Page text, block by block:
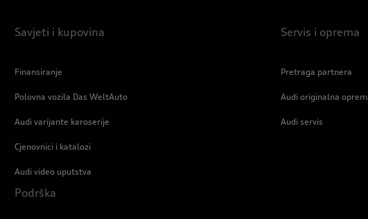
Savjeti i kupovina
Finansiranje
Polovna vozila Das WeltAuto
Audi varijante karoserije
Cjenovnici i katalozi
Audi video uputstva
Servis i oprema
Pretraga partnera
Audi originalna
Audi servis
Podrška